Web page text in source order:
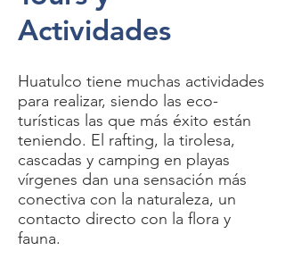
Actividades
Huatulco tiene muchas actividades
para realizar, siendo las eco-
turísticas las que más éxito están
teniendo. El rafting, la tirolesa,
cascadas y camping en playas
vírgenes dan una sensación más
conectiva con la naturaleza, un
contacto directo con la flora y
fauna.